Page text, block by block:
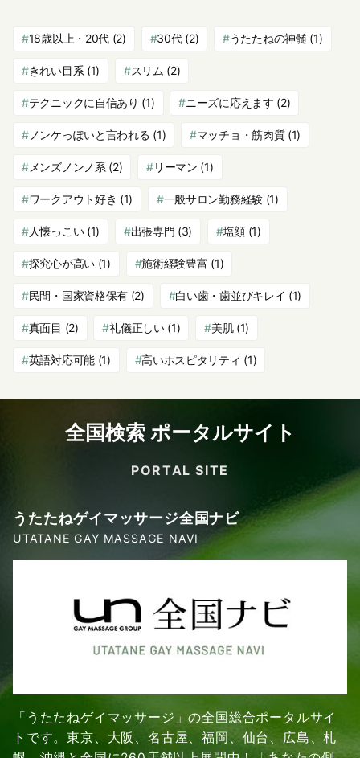
18歳以上・20代 (2) 30代(2) うたたねの神髄 (1)
きれい目系 (1) スリム (2)
テクニックに自信あり (1) ニーズに応えます (2)
ノンケっぽいと言われる (1) マッチョ・筋肉質(1)
メンズノンノ系 (2) リーマン (1)
ワークアウト好き (1) 一般サロン勤務経験(1)
人懐っこい(1) 出張専門 (3) 塩顔 (1)
探究心が高い(1) 施術経験豊富 (1)
民間・国家資格保有 (2) 白い歯・歯並びキレイ (1)
真面目 (2) 礼儀正しい(1) 美肌(1)
英語対応可能(1) 高いホスピタリティ (1)
全国検索 ポータルサイト
PORTAL SITE
うたたねゲイマッサージ全国ナビ
UTATANE GAY MASSAGE NAVI
「うたたねゲイマッサージ」の全国総合ポータルサイ
トです。東京、大阪、名古屋、福岡、仙台、広島、札